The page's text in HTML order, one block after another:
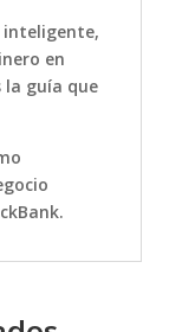
inteligente,
en
la guía que